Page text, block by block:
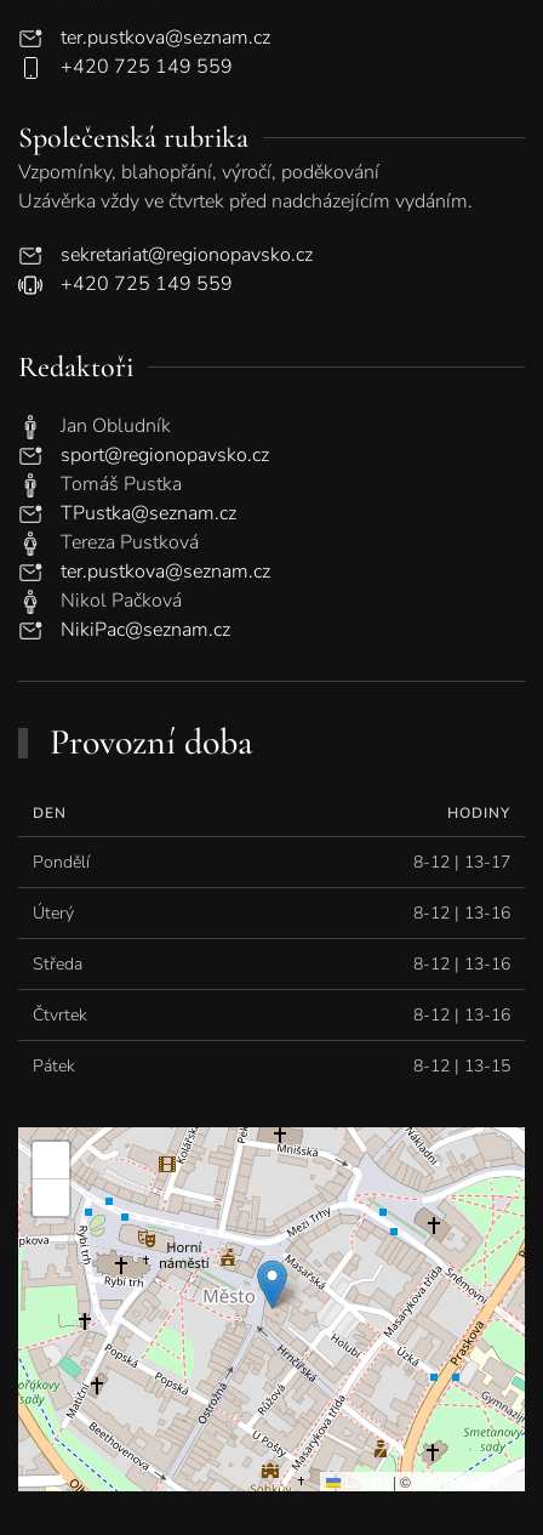
ter.pustkova@seznam.cz
+420 725 149 559
Společenská rubrika
Vzpomínky, blahopřání, výročí, poděkování
Uzávěrka vždy ve čtvrtek před nadcházejícím vydáním.
sekretariat@regionopavsko.cz
+420 725 149 559
Redaktoři
Jan Obludník
sport@regionopavsko.cz
Tomáš Pustka
TPustka@seznam.cz
Tereza Pustková
ter.pustkova@seznam.cz
Nikol Pačková
NikiPac@seznam.cz
Provozní doba
DEN HODINY
Pondělí 8-12 | 13-17
Úterý 8-12 | 13-16
Středa 8-12 | 13-16
Čtvrtek 8-12 | 13-16
Pátek 8-12 | 13-15
Leaflet | © OpenStreetMap